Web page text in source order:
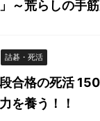
～荒らしの手筋
詰碁・死活
段合格の死活
を養う！！